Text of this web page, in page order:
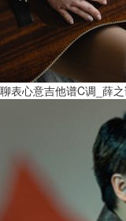
聊表心意吉他谱C调_薛